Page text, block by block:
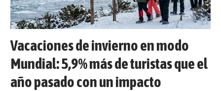
Vacaciones de invierno en modo
Mundial: 5,9% más de turistas que el
año pasado con un impacto